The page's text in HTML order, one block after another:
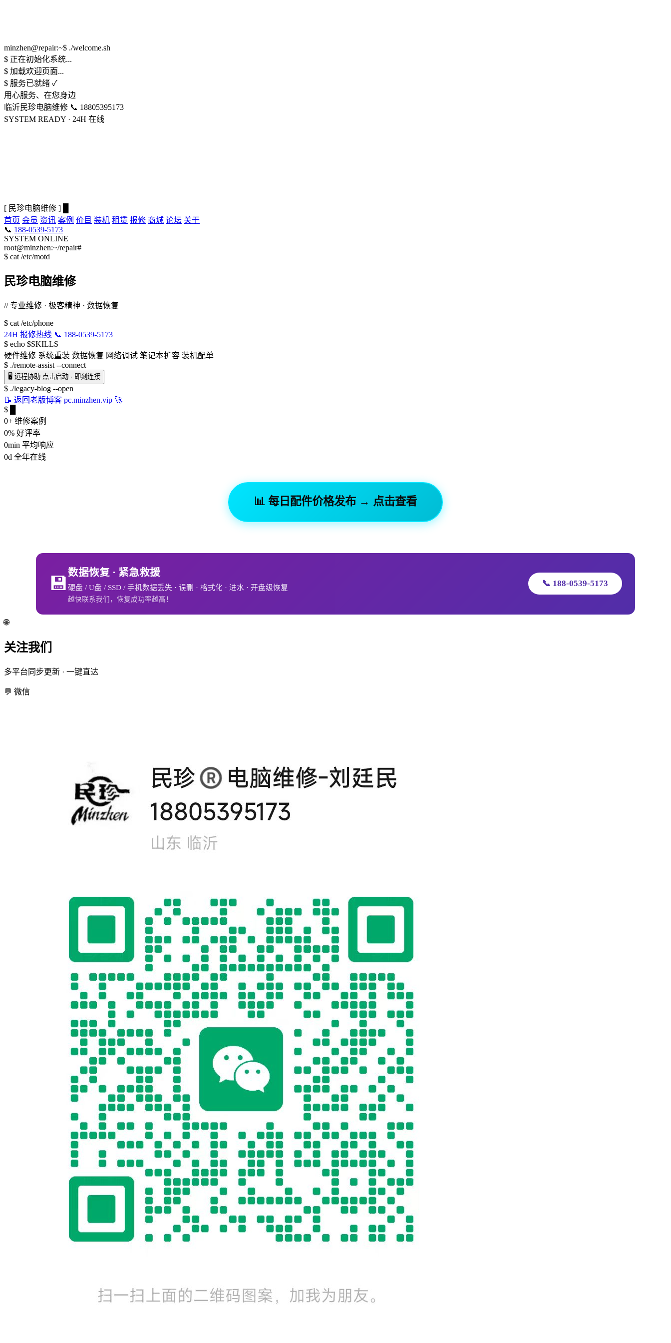
minzhen@repair:~$ ./welcome.sh
$ 正在初始化系统...
$ 加载欢迎页面...
$ 服务已就绪 ✓
用心服务、在您身边
临沂民珍电脑维修 📞 18805395173
SYSTEM READY · 24H 在线
[ 民珍电脑维修 ]
首页 会员 资讯 案例 价目 装机 租赁 报修 商城 论坛 关于
📞 188-0539-5173
SYSTEM ONLINE
root@minzhen:~/repair#
$ cat /etc/motd
民珍电脑维修
// 专业维修 · 极客精神 · 数据恢复
$ cat /etc/phone
24H 报修热线 📞 188-0539-5173
$ echo $SKILLS
硬件维修 系统重装 数据恢复 网络调试 笔记本扩容 装机配单
$ ./remote-assist --connect
🖥️ 远程协助 点击启动 · 即刻连接
$ ./legacy-blog --open
📝 返回老版博客 pc.minzhen.vip 🚀
$
0+ 维修案例
0% 好评率
0min 平均响应
0d 全年在线
📊 每日配件价格发布 → 点击查看
💾
数据恢复 · 紧急救援
硬盘 / U盘 / SSD / 手机数据丢失 · 误删 · 格式化 · 进水 · 开盘级恢复
越快联系我们，恢复成功率越高！
📞 188-0539-5173
🌐
关注我们
多平台同步更新 · 一键直达
💬 微信